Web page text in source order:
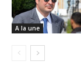
A la une